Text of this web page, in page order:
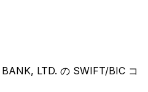
LTD. の SWIFT/BIC コ